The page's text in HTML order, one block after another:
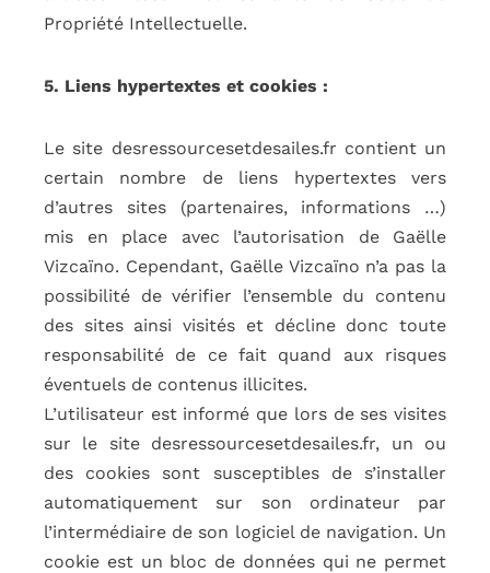
Propriété Intellectuelle.
5. Liens hypertextes et cookies :
Le site desressourcesetdesailes.fr contient un
certain nombre de liens hypertextes vers
d’autres sites (partenaires, informations …)
mis en place avec l’autorisation de Gaëlle
Vizcaïno. Cependant, Gaëlle Vizcaïno n’a pas la
possibilité de vérifier l’ensemble du contenu
des sites ainsi visités et décline donc toute
responsabilité de ce fait quand aux risques
éventuels de contenus illicites.
L’utilisateur est informé que lors de ses visites
sur le site desressourcesetdesailes.fr, un ou
des cookies sont susceptibles de s’installer
automatiquement sur son ordinateur par
l’intermédiaire de son logiciel de navigation. Un
cookie est un bloc de données qui ne permet